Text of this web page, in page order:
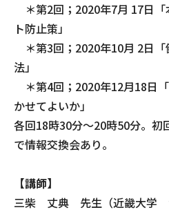
＊第2回；2020年7月 17日
ト防止策」
＊第3回；2020年10月 2日「
法」
＊第4回；2020年12月18日
かせてよいか」
各回18時30分～20時50分。初
で情報交換会あり。
【講師】
三柴 丈典 先生（近畿大学